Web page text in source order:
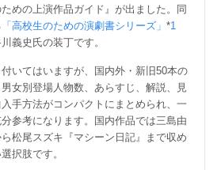
めの上演作品ガイド』が出ました。同
「高校生のための演劇書シリーズ」 *1
義史氏の装丁です。
付いてはいますが、国内外・新旧50本の
女別登場人物数、あらすじ、解説、見
手方法がコンパクトにまとめられ、一
参考になります。国内作品では三島由
松尾スズキ『マシーン日記』まで収め
択肢です。